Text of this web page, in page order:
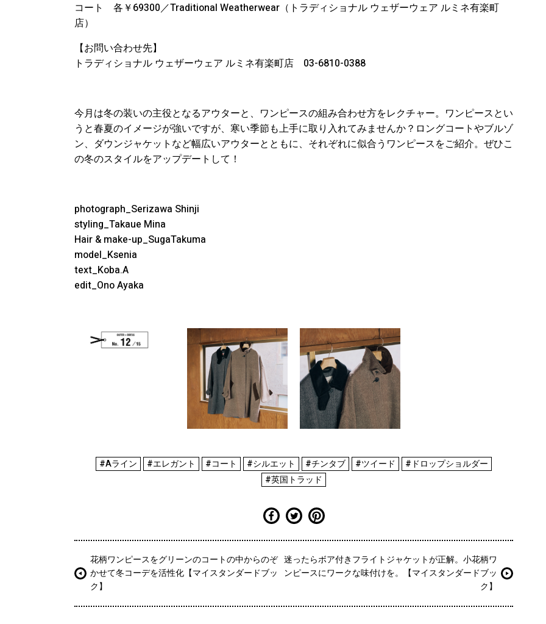
コート 各￥69300／Traditional Weatherwear（トラディショナル ウェザーウェア ルミネ有楽町
店）
【お問い合わせ先】
トラディショナル ウェザーウェア ルミネ有楽町店 03-6810-0388
今月は冬の装いの主役となるアウターと、ワンピースの組み合わせ方をレクチャー。ワンピースとい
うと春夏のイメージが強いですが、寒い季節も上手に取り入れてみませんか？ロングコートやブルゾ
ン、ダウンジャケットなど幅広いアウターとともに、それぞれに似合うワンピースをご紹介。ぜひこ
の冬のスタイルをアップデートして！
photograph_Serizawa Shinji
styling_Takaue Mina
Hair & make-up_SugaTakuma
model_Ksenia
text_Koba.A
edit_Ono Ayaka
#Aライン #エレガント #コート #シルエット #チンタブ #ツイード
#ドロップショルダー
#英国トラッド
花柄ワンピースをグリーンのコートの中からのぞ
かせて冬コーデを活性化【マイスタンダードブッ
ク】
迷ったらボア付きフライトジャケットが正解。小花柄ワ
ンピースにワークな味付けを。【マイスタンダードブッ
ク】